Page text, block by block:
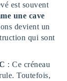
est souvent
une cave
devient un
qui sont
: Ce créneau
Toutefois,